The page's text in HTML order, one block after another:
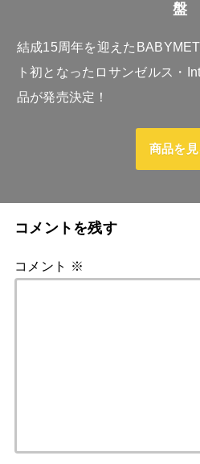
盤
結成15周年を迎えた
ト初となったロサンゼルス・
品が発売決定！
商品を見
コメントを残す
コメント ※